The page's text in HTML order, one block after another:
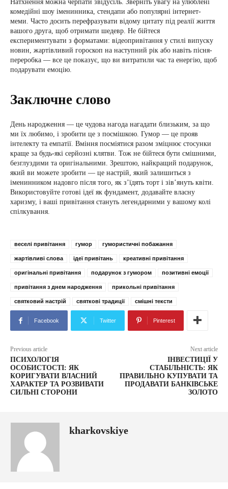
Натхнення можна черпати звідусіль. Зверніть увагу на улюблені
комедійні шоу іменинника, стендапи або популярні інтернет-
меми. Часто досить перефразувати відому цитату під реалії життя
вашого друга, щоб отримати шедевр. Не бійтеся
експериментувати з форматами: відеопривітання у стилі випуску
новин, жартівливий гороскоп на наступний рік або навіть пісня-
переробка — все це показує, що ви витратили час та енергію, щоб
подарувати емоцію.
Заключне слово
День народження — це чудова нагода нагадати близьким, за що
ми їх любимо, і зробити це з посмішкою. Гумор — це прояв
інтелекту та емпатії. Вміння посміятися разом зміцнює стосунки
краще за будь-які серйозні клятви. Тож не бійтеся бути смішними,
безглуздими та оригінальними. Зрештою, найкращий подарунок,
який ви можете зробити — це настрій, який залишиться з
іменинником надовго після того, як з’їдять торт і зів’януть квіти.
Використовуйте готові ідеї як фундамент, додавайте власну
харизму, і ваші привітання стануть легендарними у вашому колі
спілкування.
веселі привітання гумор гумористичні побажання
жартівливі слова ідеї привітань креативні привітання
оригінальні привітання подарунок з гумором позитивні емоції
привітання з днем народження прикольні привітання
святковий настрій святкові традиції смішні тексти
Facebook Twitter Pinterest
Previous article
ПСИХОЛОГІЯ
ОСОБИСТОСТІ: ЯК
КОРИГУВАТИ ВЛАСНИЙ
ХАРАКТЕР ТА РОЗВИВАТИ
СИЛЬНІ СТОРОНИ
Next article
ІНВЕСТИЦІЇ У
СТАБІЛЬНІСТЬ: ЯК
ПРАВИЛЬНО КУПУВАТИ ТА
ПРОДАВАТИ БАНКІВСЬКЕ
ЗОЛОТО
kharkovskiye